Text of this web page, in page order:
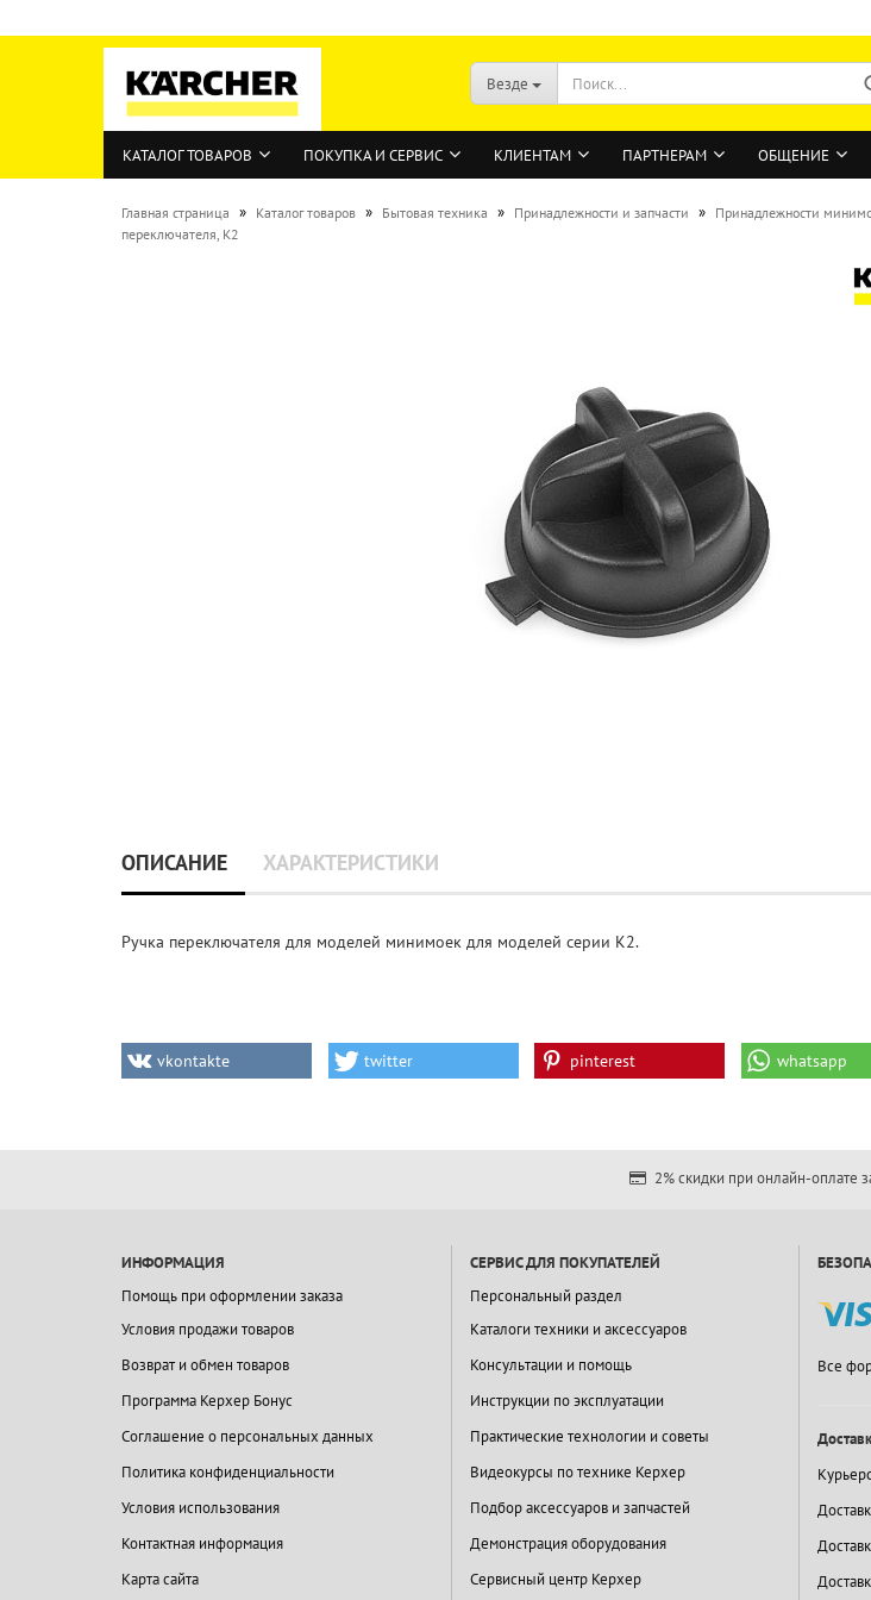
Везде
КАТАЛОГ ТОВАРОВ ПОКУПКА И СЕРВИС КЛИЕНТАМ ПАРТНЕРАМ ОБЩЕНИЕ
Главная страница » Каталог товаров » Бытовая техника » Принадлежности и запчасти » Принадлежности
переключателя, K2
ОПИСАНИЕ ХАРАКТЕРИСТИКИ
Ручка переключателя для моделей минимоек для моделей серии K2.
vkontakte twitter pinterest whatsapp
2% скидки при онлайн-оплате
ИНФОРМАЦИЯ
Помощь при оформлении заказа
Условия продажи товаров
Возврат и обмен товаров
Программа Керхер Бонус
Соглашение о персональных данных
Политика конфиденциальности
Условия использования
Контактная информация
Карта сайта
СЕРВИС ДЛЯ ПОКУПАТЕЛЕЙ
Персональный раздел
Каталоги техники и аксессуаров
Консультации и помощь
Инструкции по эксплуатации
Практические технологии и советы
Видеокурсы по технике Керхер
Подбор аксессуаров и запчастей
Демонстрация оборудования
Сервисный центр Керхер
Все